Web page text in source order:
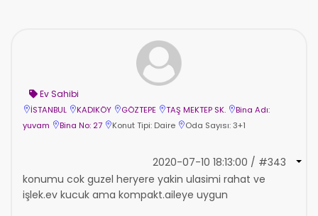
Ev Sahibi
İSTANBUL KADIKÖY GÖZTEPE TAŞ MEKTEP SK.
Bina Adı:
yuvam
Bina No: 27 Konut Tipi: Daire Oda Sayısı: 3+1
2020-07-10 18:13:00 / #343
konumu cok guzel heryere yakin ulasimi rahat ve
işlek.ev kucuk ama kompakt.aileye uygun